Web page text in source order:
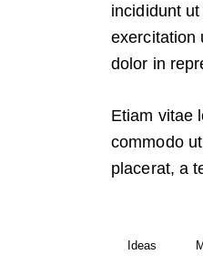
incididunt
exercitation
dolor in
Etiam vitae
commodo
placerat, a
Ideas